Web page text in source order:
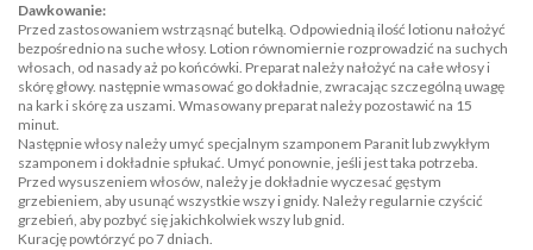
Dawkowanie:
Przed zastosowaniem wstrząsnąć butelką. Odpowiednią ilość lotionu nałożyć
bezpośrednio na suche włosy. Lotion równomiernie rozprowadzić na suchych
włosach, od nasady aż po końcówki. Preparat należy nałożyć na całe włosy i
skórę głowy. następnie wmasować go dokładnie, zwracając szczególną uwagę
na kark i skórę za uszami. Wmasowany preparat należy pozostawić na 15
minut.
Następnie włosy należy umyć specjalnym szamponem Paranit lub zwykłym
szamponem i dokładnie spłukać. Umyć ponownie, jeśli jest taka potrzeba.
Przed wysuszeniem włosów, należy je dokładnie wyczesać gęstym
grzebieniem, aby usunąć wszystkie wszy i gnidy. Należy regularnie czyścić
grzebień, aby pozbyć się jakichkolwiek wszy lub gnid.
Kurację powtórzyć po 7 dniach.